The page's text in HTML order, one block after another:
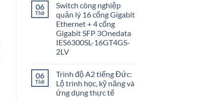
06
Th8
Switch công nghiệp
quản lý 16 cổng Gigabit
Ethernet + 4 cổng
Gigabit SFP 3Onedata
IES6300SL-16GT4GS-
2LV
06
Th8
Trình độ A2 tiếng Đức:
Lộ trình học, kỹ năng và
ứng dụng thực tế